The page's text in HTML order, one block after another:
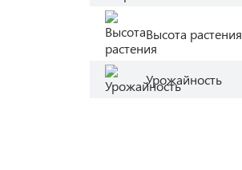
Высота растения
Урожайность